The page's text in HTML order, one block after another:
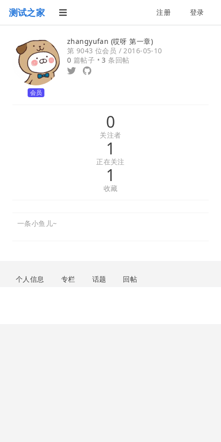
测试之家 注册 登录
会员
zhangyufan (哎呀 第一章)
第 9043 位会员 /2016-05-10
0 篇帖子 •3 条回帖
0
关注者
1
正在关注
1
收藏
一条小鱼儿~
个人信息 专栏 话题 回帖